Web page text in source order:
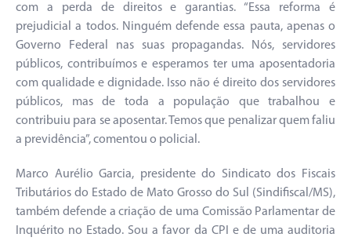
com a perda de direitos e garantias. “Essa reforma é
prejudicial a todos. Ninguém defende essa pauta, apenas o
Governo Federal nas suas propagandas. Nós, servidores
públicos, contribuímos e esperamos ter uma aposentadoria
com qualidade e dignidade. Isso não é direito dos servidores
públicos, mas de toda a população que trabalhou e
contribuiu para se aposentar. Temos que penalizar quem faliu
a previdência”, comentou o policial.
Marco Aurélio Garcia, presidente do Sindicato dos Fiscais
Tributários do Estado de Mato Grosso do Sul (Sindifiscal/MS),
também defende a criação de uma Comissão Parlamentar de
Inquérito no Estado. Sou a favor da CPI e de uma auditoria